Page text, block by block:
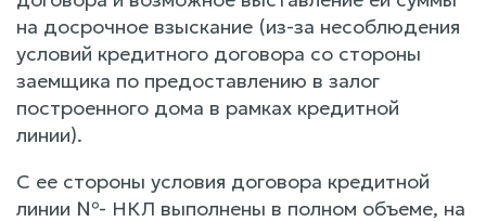
на досрочное взыскание (из-за несоблюдения
условий кредитного договора со стороны
заемщика по предоставлению в залог
построенного дома в рамках кредитной
линии).
С ее стороны условия договора кредитной
линии №- НКЛ выполнены в полном объеме, на